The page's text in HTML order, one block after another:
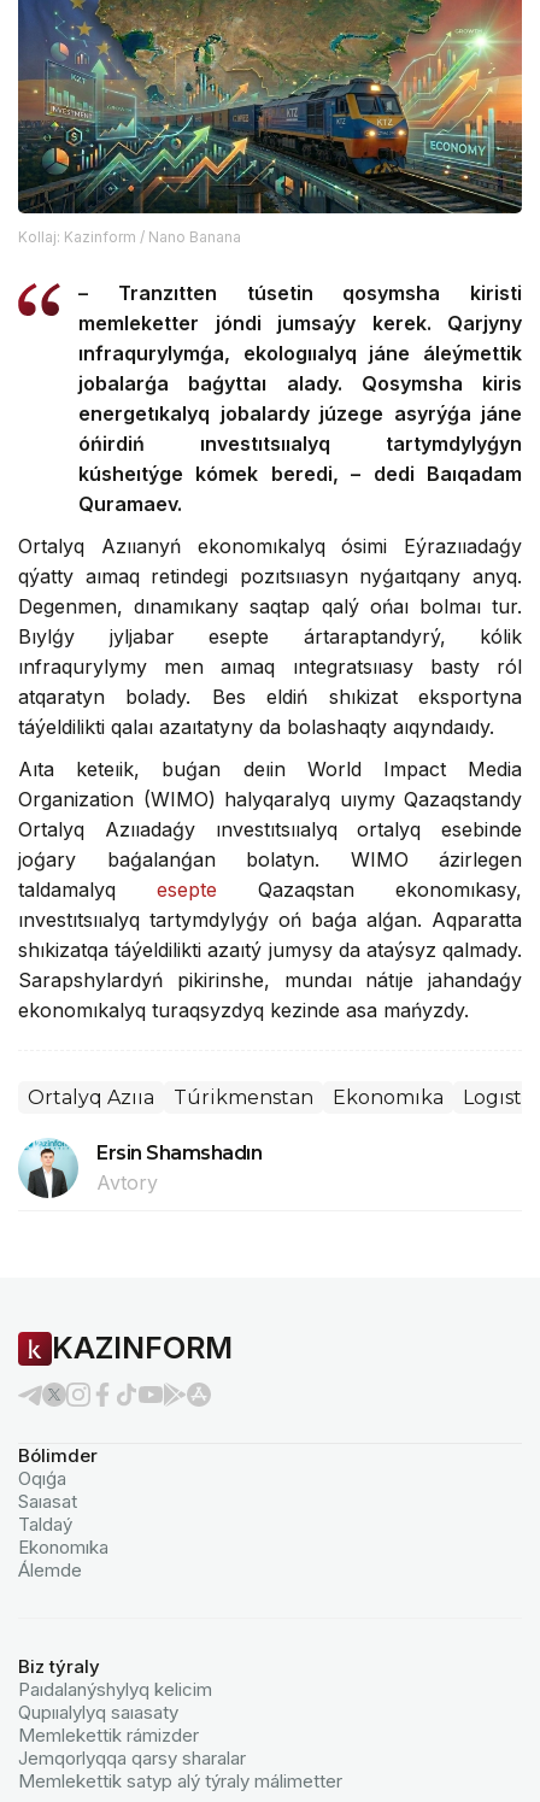
Kollaj: Kazinform / Nano Banana
– Tranzıtten túsetin qosymsha kiristi
memleketter jóndi jumsaýy kerek. Qarjyny
ınfraqurylymǵa, ekologııalyq jáne áleýmettik
jobalarǵa baǵyttaı alady. Qosymsha kiris
energetıkalyq jobalardy júzege asyrýǵa jáne
óńirdiń ınvestıtsııalyq tartymdylyǵyn
kúsheıtýge kómek beredi, – dedi Baıqadam
Quramaev.
Ortalyq Azııanyń ekonomıkalyq ósimi Eýrazııadaǵy
qýatty aımaq retindegi pozıtsııasyn nyǵaıtqany anyq.
Degenmen, dınamıkany saqtap qalý ońaı bolmaı tur.
Bıylǵy jyljabar esepte ártaraptandyrý, kólik
ınfraqurylymy men aımaq ıntegratsııasy basty ról
atqaratyn bolady. Bes eldiń shıkizat eksportyna
táýeldilikti qalaı azaıtatyny da bolashaqty aıqyndaıdy.
Aıta keteıik, buǵan deıin World Impact Media
Organization (WIMO) halyqaralyq uıymy Qazaqstandy
Ortalyq Azııadaǵy ınvestıtsııalyq ortalyq esebinde
joǵary baǵalanǵan bolatyn. WIMO ázirlegen
taldamalyq esepte Qazaqstan ekonomıkasy,
ınvestıtsııalyq tartymdylyǵy oń baǵa alǵan. Aqparatta
shıkizatqa táýeldilikti azaıtý jumysy da ataýsyz qalmady.
Sarapshylardyń pikirinshe, mundaı nátıje jahandaǵy
ekonomıkalyq turaqsyzdyq kezinde asa mańyzdy.
Ortalyq Azııa Túrikmenstan Ekonomıka
Ersin Shamshadın
Avtory
KAZINFORM
Bólimder
Oqıǵa
Saıasat
Taldaý
Ekonomıka
Álemde
Biz týraly
Paıdalanýshylyq kelicim
Qupııalylyq saıasaty
Memlekettik rámizder
Jemqorlyqqa qarsy sharalar
Memlekettik satyp alý týraly málimetter